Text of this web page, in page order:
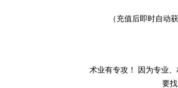
（充值后即时自动
术业有专攻！ 因为专业
要